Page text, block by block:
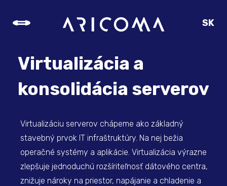
SK
Virtualizácia a
konsolidácia serverov
Virtualizáciu serverov chápeme ako základný
stavebný prvok IT infraštruktúry. Na nej bežia
operačné systémy a aplikácie. Virtualizácia výrazne
zlepšuje jednoduchú rozšíriteľnosť dátového centra,
znižuje nároky na priestor, napájanie a chladenie a